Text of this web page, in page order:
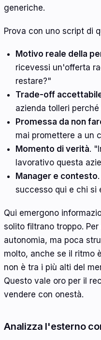
generiche.
Prova con uno script di
Motivo reale della
ricevessi un'offerta
restare?"
Trade-off
azienda tolleri
Promessa da non
mai promettere a un
Momento di verità.
lavorativo questa
Manager e contesto
successo qui e chi si
Qui emergono
solito filtrano troppo.
autonomia, ma poca
molto, anche se il ritmo
non è tra i più alti del
Questo vale oro per il
vendere con onestà.
Analizza l'esterno